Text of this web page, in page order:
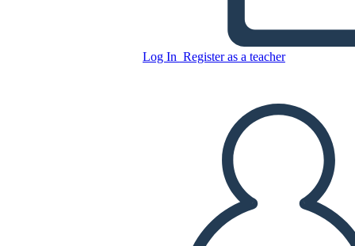
Log In Register as a teacher
CREATE A STORYBOARD
PLAY SLIDESHOW
READ TO ME